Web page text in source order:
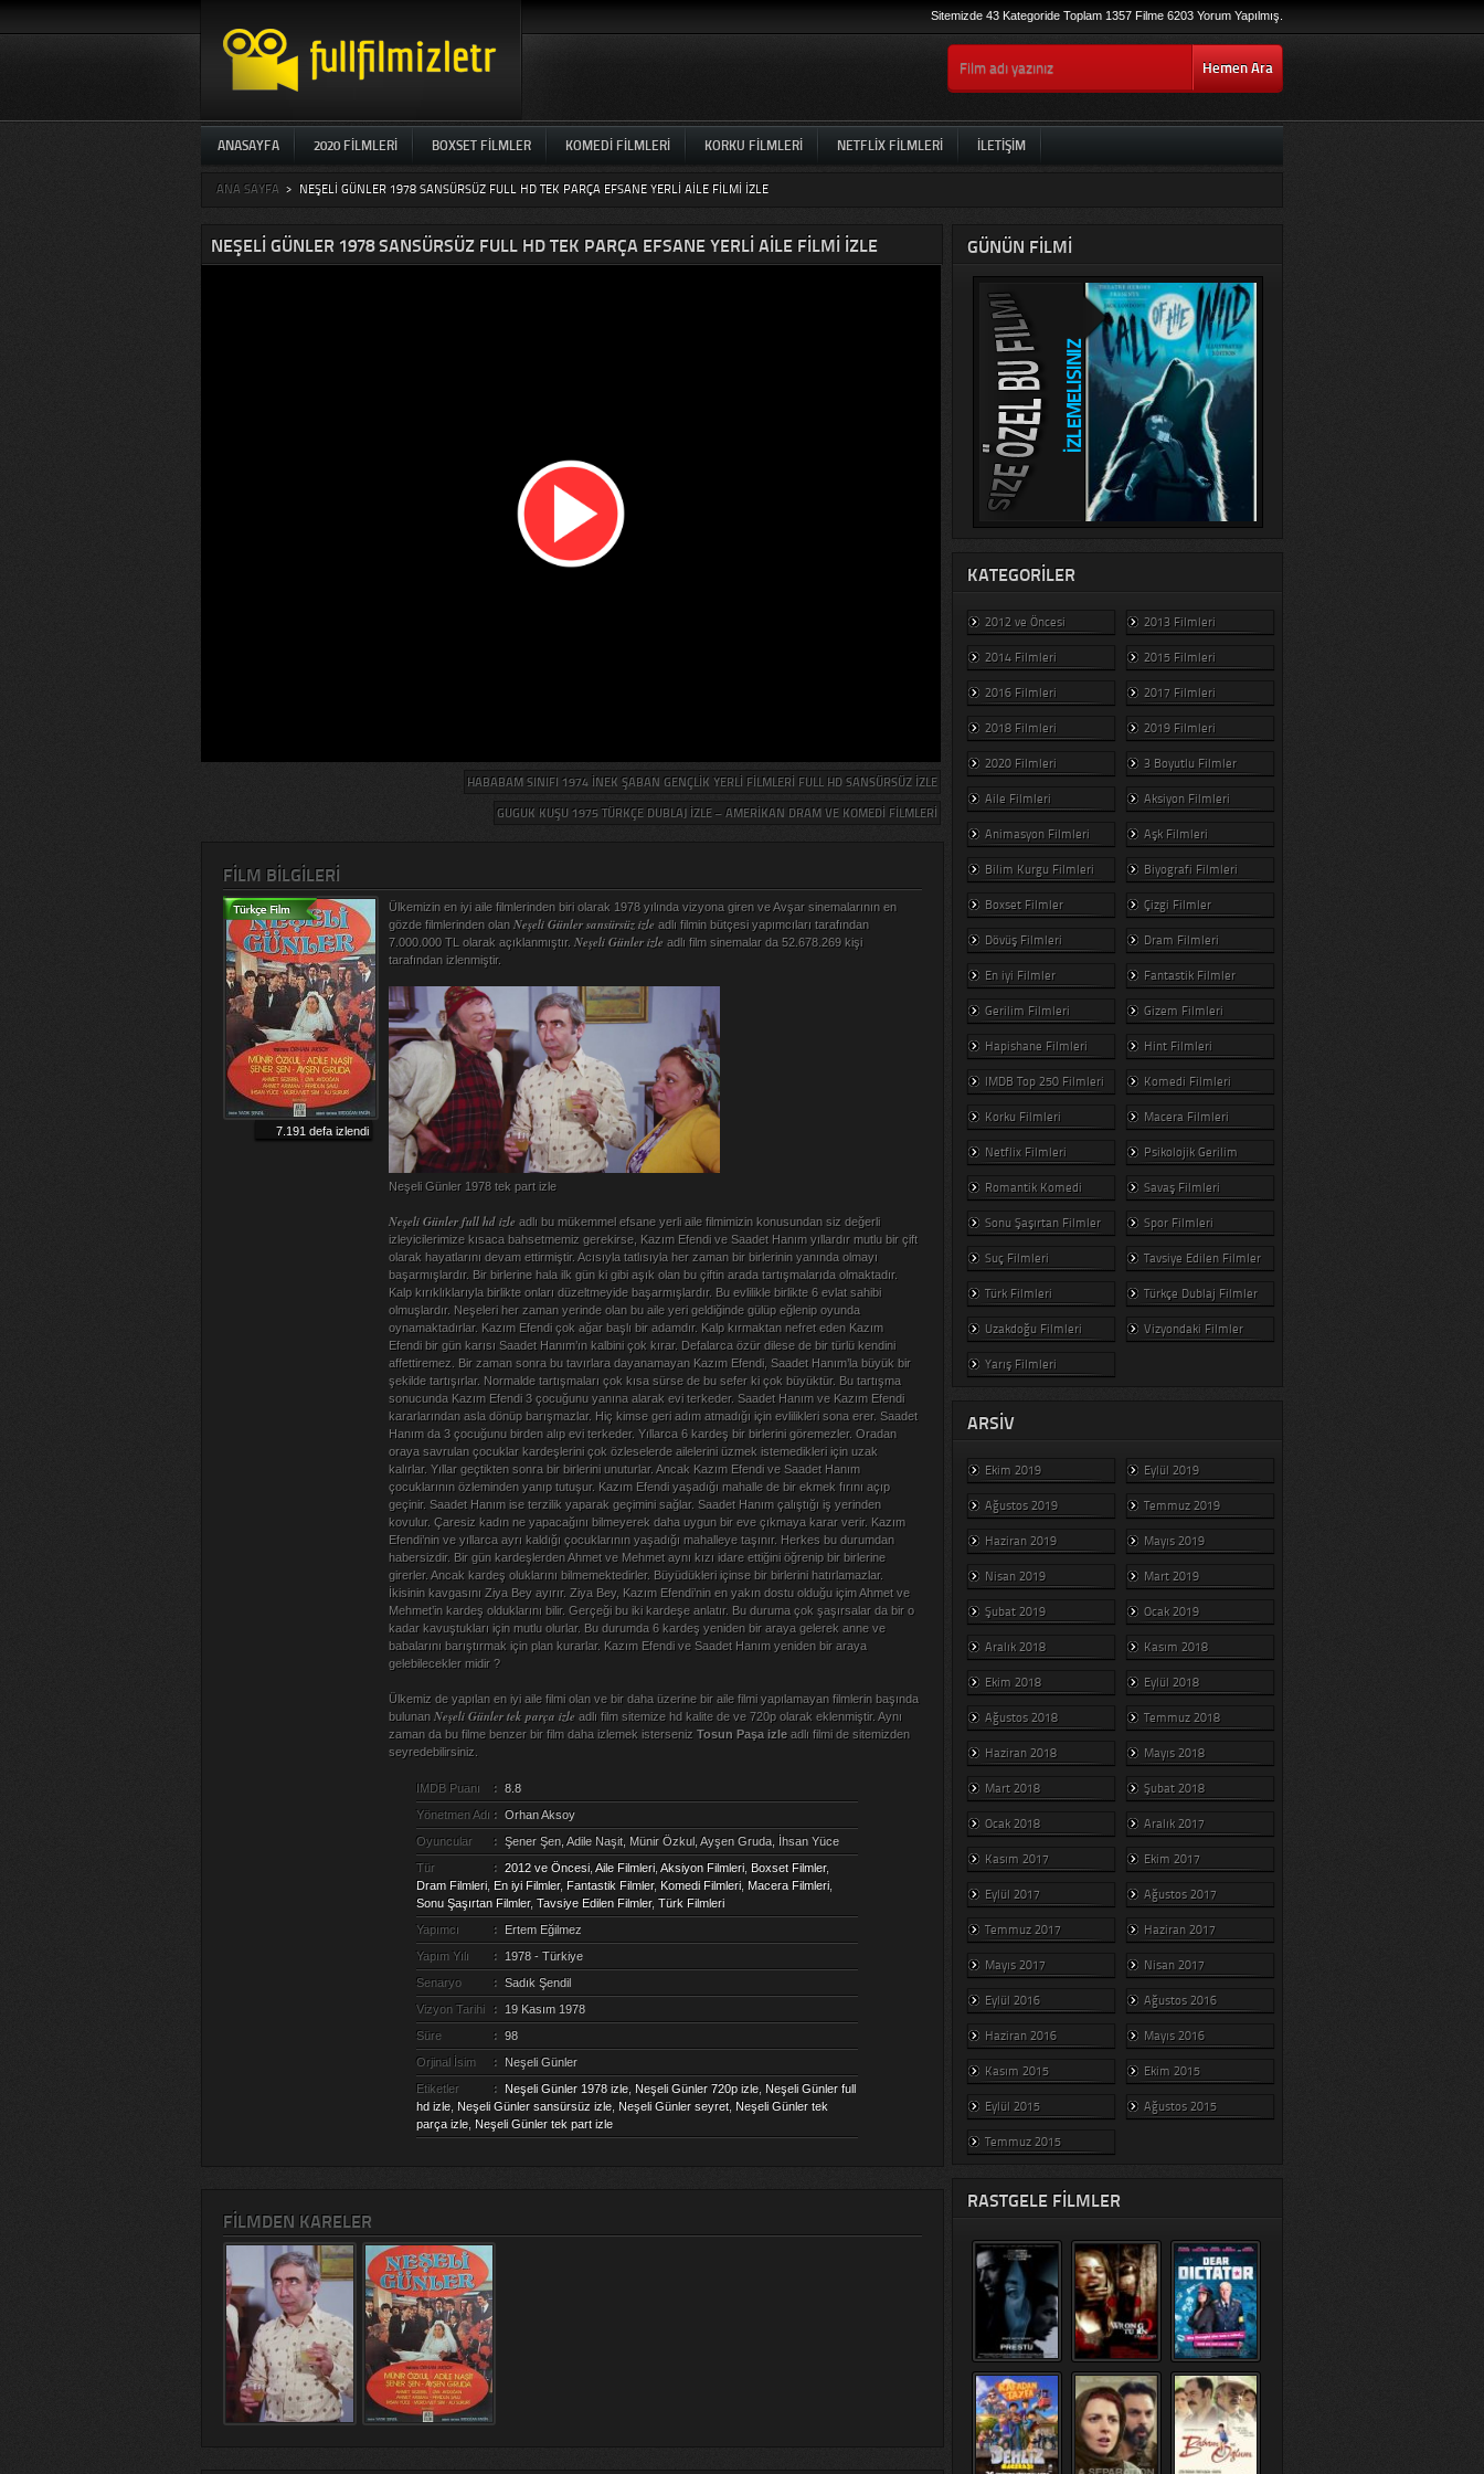
Sitemizde 43 Kategoride Toplam 1357 Filme 6203 Yorum Yapılmış.
Hemen Ara
ANASAYFA 2020 FILMLERI BOXSET FILMLER KOMEDI FILMLERI KORKU FILMLERI NETFLIX FILMLERI İLETIŞIM
ANA SAYFA > NEŞELI GÜNLER 1978 SANSÜRSÜZ FULL HD TEK PARÇA EFSANE YERLI AILE FILMI IZLE
NEŞELI GÜNLER 1978 SANSÜRSÜZ FULL HD TEK PARÇA EFSANE YERLI AILE FILMI IZLE
HABABAM SINIFI 1974 İNEK ŞABAN GENÇLIK YERLI FILMLERI FULL HD SANSÜRSÜZ IZLE
GUGUK KUŞU 1975 TÜRKÇE DUBLAJ IZLE – AMERIKAN DRAM VE KOMEDI FILMLERI
FILM BILGILERI
7.191 defa izlendi
Ülkemizin en iyi aile filmlerinden biri olarak 1978 yılında vizyona giren ve Avşar sinemalarının en
gözde filmlerinden olan Neşeli Günler sansürsüz izleadlı filmin bütçesi yapımcıları tarafından
7.000.000 TL olarak açıklanmıştır. Neşeli Günler izleadlı film sinemalar da 52.678.269 kişi
tarafından izlenmiştir.
Neşeli Günler 1978 tek part izle
Neşeli Günler full hd izleadlı bu mükemmel efsane yerli aile filmimizin konusundan siz değerli
izleyicilerimize kısaca bahsetmemiz gerekirse, Kazım Efendi ve Saadet Hanım yıllardır mutlu bir çift
olarak hayatlarını devam ettirmiştir. Acısıyla tatlısıyla her zaman bir birlerinin yanında olmayı
başarmışlardır. Bir birlerine hala ilk gün ki gibi aşık olan bu çiftin arada tartışmalarıda olmaktadır.
Kalp kırıklıklarıyla birlikte onları düzeltmeyide başarmışlardır. Bu evlilikle birlikte 6 evlat sahibi
olmuşlardır. Neşeleri her zaman yerinde olan bu aile yeri geldiğinde gülüp eğlenip oyunda
oynamaktadırlar. Kazım Efendi çok ağar başlı bir adamdır. Kalp kırmaktan nefret eden Kazım
Efendi bir gün karısı Saadet Hanım’ın kalbini çok kırar. Defalarca özür dilese de bir türlü kendini
affettiremez. Bir zaman sonra bu tavırlara dayanamayan Kazım Efendi, Saadet Hanım’la büyük bir
şekilde tartışırlar. Normalde tartışmaları çok kısa sürse de bu sefer ki çok büyüktür. Bu tartışma
sonucunda Kazım Efendi 3 çocuğunu yanına alarak evi terkeder. Saadet Hanım ve Kazım Efendi
kararlarından asla dönüp barışmazlar. Hiç kimse geri adım atmadığı için evlilikleri sona erer. Saadet
Hanım da 3 çocuğunu birden alıp evi terkeder. Yıllarca 6 kardeş bir birlerini göremezler. Oradan
oraya savrulan çocuklar kardeşlerini çok özleselerde ailelerini üzmek istemedikleri için uzak
kalırlar. Yıllar geçtikten sonra bir birlerini unuturlar. Ancak Kazım Efendi ve Saadet Hanım
çocuklarının özleminden yanıp tutuşur. Kazım Efendi yaşadığı mahalle de bir ekmek fırını açıp
geçinir. Saadet Hanım ise terzilik yaparak geçimini sağlar. Saadet Hanım çalıştığı iş yerinden
kovulur. Çaresiz kadın ne yapacağını bilmeyerek daha uygun bir eve çıkmaya karar verir. Kazım
Efendi’nin ve yıllarca ayrı kaldığı çocuklarının yaşadığı mahalleye taşınır. Herkes bu durumdan
habersizdir. Bir gün kardeşlerden Ahmet ve Mehmet aynı kızı idare ettiğini öğrenip bir birlerine
girerler. Ancak kardeş oluklarını bilmemektedirler. Büyüdükleri içinse bir birlerini hatırlamazlar.
İkisinin kavgasını Ziya Bey ayırır. Ziya Bey, Kazım Efendi’nin en yakın dostu olduğu içim Ahmet ve
Mehmet’in kardeş olduklarını bilir. Gerçeği bu iki kardeşe anlatır. Bu duruma çok şaşırsalar da bir o
kadar kavuştukları için mutlu olurlar. Bu durumda 6 kardeş yeniden bir araya gelerek anne ve
babalarını barıştırmak için plan kurarlar. Kazım Efendi ve Saadet Hanım yeniden bir araya
gelebilecekler midir ?
Ülkemiz de yapılan en iyi aile filmi olan ve bir daha üzerine bir aile filmi yapılamayan filmlerin başında
bulunan Neşeli Günler tek parça izleadlı film sitemize hd kalite de ve 720p olarak eklenmiştir. Aynı
zaman da bu filme benzer bir film daha izlemek isterseniz Tosun Paşa izleadlı filmi de sitemizden
seyredebilirsiniz.
IMDB Puanı : 8.8
Yönetmen Adı : Orhan Aksoy
Oyuncular
: Şener Şen, Adile Naşit, Münir Özkul, Ayşen Gruda, İhsan Yüce
Tür
: 2012 ve Öncesi, Aile Filmleri, Aksiyon Filmleri, Boxset Filmler,
Dram Filmleri, En iyi Filmler, Fantastik Filmler, Komedi Filmleri, Macera Filmleri,
Sonu Şaşırtan Filmler, Tavsiye Edilen Filmler, Türk Filmleri
Yapımcı
:
Ertem Eğilmez
Yapım Yılı
: 1978 - Türkiye
Senaryo
: Sadık Şendil
Vizyon Tarihi
: 19 Kasım 1978
Süre
: 98
Orjinal İsim
:
Neşeli Günler
Etiketler
: Neşeli Günler 1978 izle, Neşeli Günler 720p izle, Neşeli Günler full
hd izle, Neşeli Günler sansürsüz izle, Neşeli Günler seyret, Neşeli Günler tek
parça izle, Neşeli Günler tek part izle
FILMDEN KARELER
GÜNÜN FILMI
KATEGORILER
2012 ve Öncesi 2013 Filmleri
2014 Filmleri 2015 Filmleri
2016 Filmleri 2017 Filmleri
2018 Filmleri 2019 Filmleri
2020 Filmleri 3 Boyutlu Filmler
Aile Filmleri Aksiyon Filmleri
Animasyon Filmleri Aşk Filmleri
Bilim Kurgu Filmleri Biyografi Filmleri
Boxset Filmler Çizgi Filmler
Dövüş Filmleri Dram Filmleri
En iyi Filmler Fantastik Filmler
Gerilim Filmleri Gizem Filmleri
Hapishane Filmleri Hint Filmleri
IMDB Top 250 Filmleri Komedi Filmleri
Korku Filmleri Macera Filmleri
Netflix Filmleri Psikolojik Gerilim
Romantik Komedi Savaş Filmleri
Sonu Şaşırtan Filmler Spor Filmleri
Suç Filmleri Tavsiye Edilen Filmler
Türk Filmleri Türkçe Dublaj Filmler
Uzakdoğu Filmleri Vizyondaki Filmler
Yarış Filmleri
ARSIV
Ekim 2019 Eylül 2019
Ağustos 2019 Temmuz 2019
Haziran 2019 Mayıs 2019
Nisan 2019 Mart 2019
Şubat 2019 Ocak 2019
Aralık 2018 Kasım 2018
Ekim 2018 Eylül 2018
Ağustos 2018 Temmuz 2018
Haziran 2018 Mayıs 2018
Mart 2018 Şubat 2018
Ocak 2018 Aralık 2017
Kasım 2017 Ekim 2017
Eylül 2017 Ağustos 2017
Temmuz 2017 Haziran 2017
Mayıs 2017 Nisan 2017
Eylül 2016 Ağustos 2016
Haziran 2016 Mayıs 2016
Kasım 2015 Ekim 2015
Eylül 2015 Ağustos 2015
Temmuz 2015
RASTGELE FILMLER